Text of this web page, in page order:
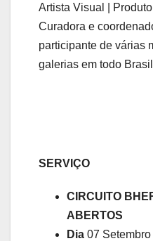
Artista Visual |
Curadora e
participante de várias
galerias em todo
SERVIÇO
CIRCUITO
ABERTOS
Dia 07